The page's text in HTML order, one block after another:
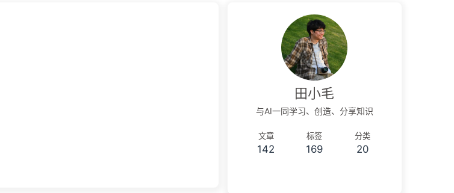
田小毛
与AI一同学习、创造、分享知识
文章
142
标签
169
分类
20